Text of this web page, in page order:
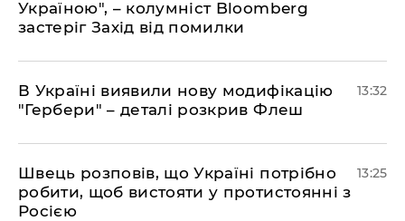
Україною", – колумніст Bloomberg
застеріг Захід від помилки
В Україні виявили нову модифікацію
"Гербери" – деталі розкрив Флеш
13:32
Швець розповів, що Україні потрібно
робити, щоб вистояти у протистоянні з
Росією
13:25